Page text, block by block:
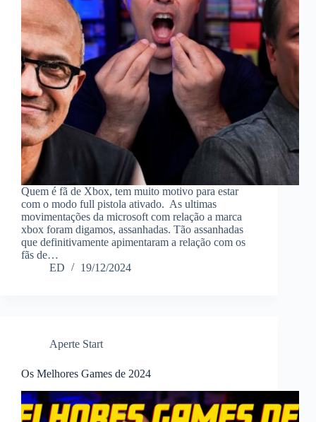
Quem é fã de Xbox, tem muito motivo para estar
com o modo full pistola ativado. As ultimas
movimentações da microsoft com relação a marca
xbox foram digamos, assanhadas. Tão assanhadas
que definitivamente apimentaram a relação com os
fãs de…
ED
19/12/2024
Aperte Start
Os Melhores Games de 2024